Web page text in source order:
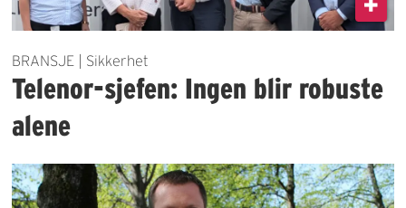
BRANSJE | Sikkerhet
Telenor-sjefen: Ingen blir robuste
alene